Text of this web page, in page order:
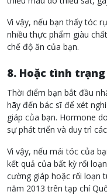
Vì vậy, nếu bạn thấy tóc
nhiều thực phẩm giàu
chế độ ăn của bạn.
8. Hoặc tình
Thời điểm bạn bắt đầu
hãy đến bác sĩ để xét
giáp của bạn. Hormone
sự phát triển và duy trì
Vì vậy, nếu mái tóc của
kết quả của bất kỳ rối
cường giáp hoặc rối loạn
năm 2013 trên tạp chí